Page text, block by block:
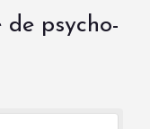
psycho-